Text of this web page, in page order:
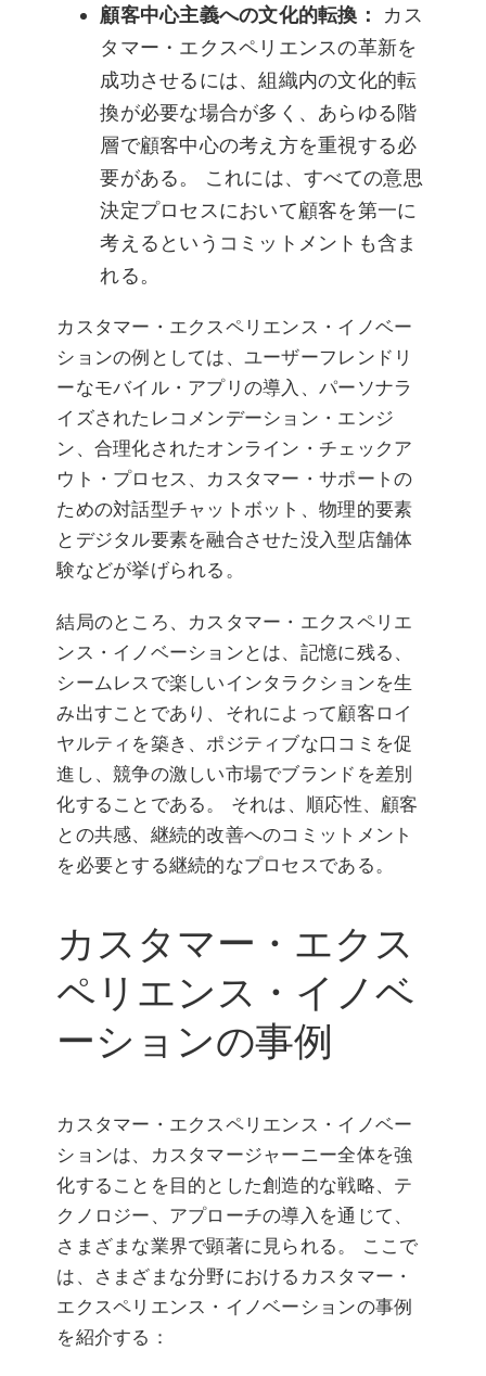
顧客中心主義への文化的転換：
カス
タマー・エクスペリエンスの革新を
成功させるには、組織内の文化的転
換が必要な場合が多く、あらゆる階
層で顧客中心の考え方を重視する必
要がある。 これには、すべての意思
決定プロセスにおいて顧客を第一に
考えるというコミットメントも含ま
れる。
カスタマー・エクスペリエンス・イノベー
ションの例としては、ユーザーフレンドリ
ーなモバイル・アプリの導入、パーソナラ
イズされたレコメンデーション・エンジ
ン、合理化されたオンライン・チェックア
ウト・プロセス、カスタマー・サポートの
ための対話型チャットボット、物理的要素
とデジタル要素を融合させた没入型店舗体
験などが挙げられる。
結局のところ、カスタマー・エクスペリエ
ンス・イノベーションとは、記憶に残る、
シームレスで楽しいインタラクションを生
み出すことであり、それによって顧客ロイ
ヤルティを築き、ポジティブな口コミを促
進し、競争の激しい市場でブランドを差別
化することである。 それは、順応性、顧客
との共感、継続的改善へのコミットメント
を必要とする継続的なプロセスである。
カスタマー・エクス
ペリエンス・イノベ
ーションの事例
カスタマー・エクスペリエンス・イノベー
ションは、カスタマージャーニー全体を強
化することを目的とした創造的な戦略、テ
クノロジー、アプローチの導入を通じて、
さまざまな業界で顕著に見られる。 ここで
は、さまざまな分野におけるカスタマー・
エクスペリエンス・イノベーションの事例
を紹介する：